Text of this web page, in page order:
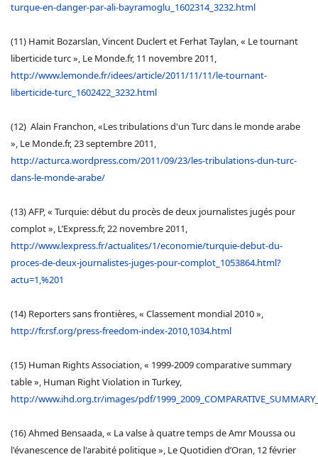
turque-en-danger-par-ali-bayramoglu_1602314_3232.html
(11) Hamit Bozarslan, Vincent Duclert et Ferhat Taylan, « Le tournant
liberticide turc », Le Monde.fr, 11 novembre 2011,
http://www.lemonde.fr/idees/article/2011/11/11/le-tournant-
liberticide-turc_1602422_3232.html
(12) Alain Franchon, «Les tribulations d'un Turc dans le monde arabe
», Le Monde.fr, 23 septembre 2011,
http://acturca.wordpress.com/2011/09/23/les-tribulations-dun-turc-
dans-le-monde-arabe/
(13) AFP, « Turquie: début du procès de deux journalistes jugés pour
complot », L’Express.fr, 22 novembre 2011,
http://www.lexpress.fr/actualites/1/economie/turquie-debut-du-
proces-de-deux-journalistes-juges-pour-complot_1053864.html?
actu=1,%201
(14) Reporters sans frontières, « Classement mondial 2010 »,
http://fr.rsf.org/press-freedom-index-2010,1034.html
(15) Human Rights Association, « 1999-2009 comparative summary
table », Human Right Violation in Turkey,
http://www.ihd.org.tr/images/pdf/
(16) Ahmed Bensaada, « La valse à quatre temps de Amr Moussa ou
l'évanescence de l'arabité politique », Le Quotidien d’Oran, 12 février